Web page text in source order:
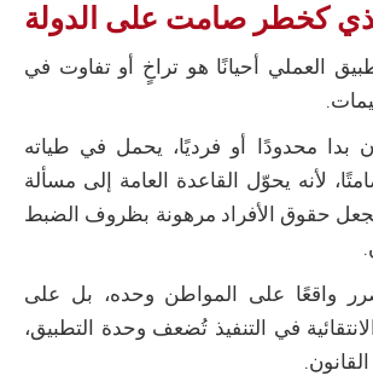
كخطر صامت على الدولة
العملي أحيانًا هو تراخٍ أو تفاوت في
بدا محدودًا أو فرديًا، يحمل في طياته
لأنه يحوّل القاعدة العامة إلى مسألة
حقوق الأفراد مرهونة بظروف الضبط
واقعًا على المواطن وحده، بل على
الانتقائية في التنفيذ تُضعف وحدة التطبيق،